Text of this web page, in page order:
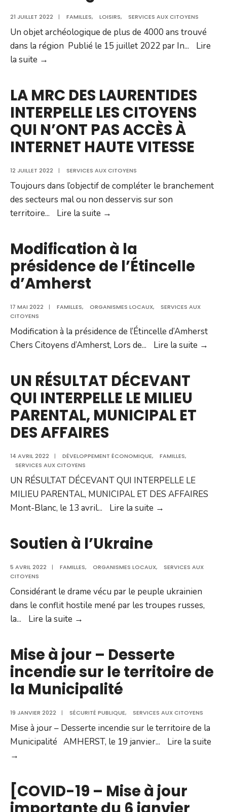
mines
réclamée…
pour
miner
la
paix
sociale
21 JUILLET 2022 | FAMILLES, LOISIRS, SERVICES AUX CITOYENS
Un objet archéologique de plus de 4000 ans trouvé
dans la région Publié le 15 juillet 2022 par In...
Lire
la suite →
de
plus
de
4000
ans
trouvé
dans
la
région
LA MRC DES LAURENTIDES
INTERPELLE LES CITOYENS
QUI N’ONT PAS ACCÈS À
INTERNET HAUTE VITESSE
12 JUILLET 2022 | SERVICES AUX CITOYENS
Toujours dans l’objectif de compléter le branchement
des secteurs mal ou non desservis sur son
territoire... Lire la suite →
DES
LAURENTIDES
INTERPELLE
QUI
N’ONT
PAS
ACCÈS
INTERNET
HAUTE
VITESSE
Modification à la
présidence de l’Étincelle
d’Amherst
17 MAI 2022 | FAMILLES, ORGANISMES LOCAUX,
SERVICES AUX
CITOYENS
Modification à la présidence de l’Étincelle d’Amherst
Chers Citoyens d’Amherst, Lors de... Lire la suite →
UN RÉSULTAT DÉCEVANT
QUI INTERPELLE LE MILIEU
PARENTAL, MUNICIPAL ET
DES AFFAIRES
14 AVRIL 2022 | DÉVELOPPEMENT ÉCONOMIQUE, FAMILLES,
SERVICES AUX CITOYENS
UN RÉSULTAT DÉCEVANT QUI INTERPELLE LE
MILIEU PARENTAL, MUNICIPAL ET DES AFFAIRES
Mont-Blanc, le 13 avril... Lire la suite →
MILIEU
PARENTAL,
AFFAIRES
Soutien à l’Ukraine
5 AVRIL 2022 | FAMILLES, ORGANISMES LOCAUX,
SERVICES AUX
CITOYENS
Considérant le drame vécu par le peuple ukrainien
dans le conflit hostile mené par les troupes russes,
la... Lire la suite →
Mise à jour – Desserte
incendie sur le territoire de
la Municipalité
19 JANVIER 2022 | SÉCURITÉ PUBLIQUE, SERVICES AUX CITOYENS
Mise à jour – Desserte incendie sur le territoire de la
Municipalité AMHERST, le 19 janvier...
Lire la suite
→
–
[COVID-19 – Mise à jour